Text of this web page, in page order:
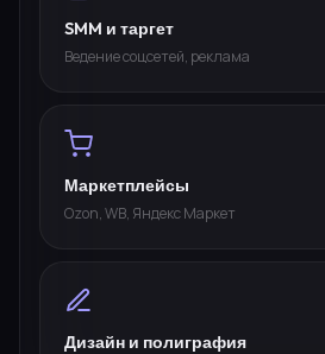
SMM и таргет
Ведение соцсетей, реклама
Маркетплейсы
Ozon, WB, Яндекс Маркет
Дизайн и полиграфия